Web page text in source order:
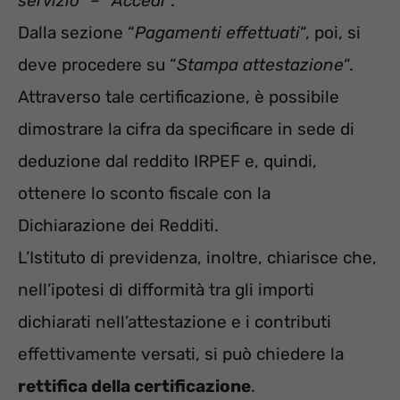
Dalla sezione “Pagamenti effettuati“, poi, si
deve procedere su “Stampa attestazione“.
Attraverso tale certificazione, è possibile
dimostrare la cifra da specificare in sede di
deduzione dal reddito IRPEF e, quindi,
ottenere lo sconto fiscale con la
Dichiarazione dei Redditi.
L’Istituto di previdenza, inoltre, chiarisce che,
nell’ipotesi di difformità tra gli importi
dichiarati nell’attestazione e i contributi
effettivamente versati, si può chiedere la
rettifica della certificazione.